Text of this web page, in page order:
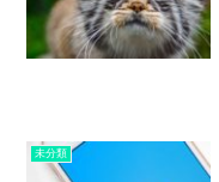
未分類